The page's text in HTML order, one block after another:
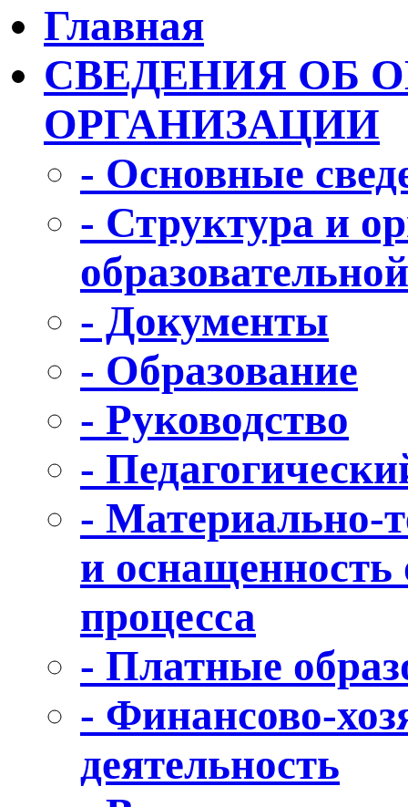
Главная
СВЕДЕНИЯ ОБ
ОРГАНИЗАЦИИ
- Основные
- Структура и
- Документы
- Образование
- Руководство
-
- Материально-
и оснащенность
процесса
- Платные
- Финансово-
деятельность